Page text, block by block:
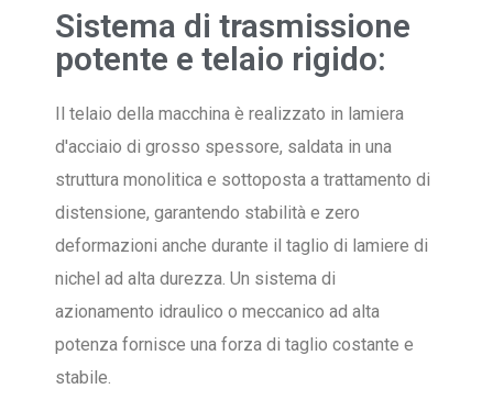
Sistema di trasmissione
potente e telaio rigido:
Il telaio della macchina è realizzato in lamiera
d'acciaio di grosso spessore, saldata in una
struttura monolitica e sottoposta a trattamento di
distensione, garantendo stabilità e zero
deformazioni anche durante il taglio di lamiere di
nichel ad alta durezza. Un sistema di
azionamento idraulico o meccanico ad alta
potenza fornisce una forza di taglio costante e
stabile.